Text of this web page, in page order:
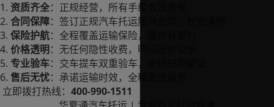
1. 资质齐全：正规经营，所有手续合法合规
2. 合同保障：签订正规汽车托运服务合同，权责清晰
3. 保险护航：全程覆盖运输保险，意外有赔付
4. 价格透明 ：无任何隐性收费，明码标价公示
5. 专业验车：交车提车双重验车，全程拍照留证
6. 售后无忧：承诺运输时效，全程跟进服务
立即拨打热线： 400-990-1511